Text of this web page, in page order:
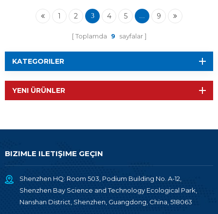
1 2 3 4 5 ... 9
Toplamda 9 sayfalar
KATEGORILER
YENI ÜRÜNLER
BIZIMLE ILETIŞIME GEÇIN
Shenzhen HQ: Room 503, Podium Building No. A-12,
Shenzhen Bay Science and Technology Ecological Park,
Nanshan District, Shenzhen, Guangdong, China, 518063